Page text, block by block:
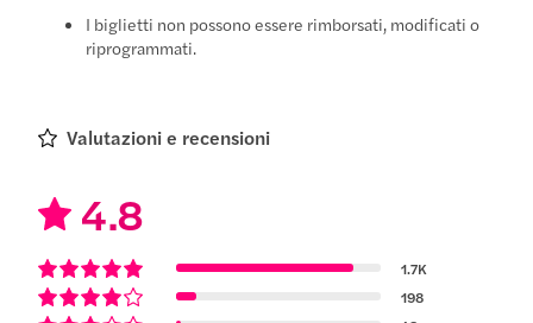
I biglietti non possono essere rimborsati, modificati o
riprogrammati.
Valutazioni e recensioni
4.8
1.7K
198